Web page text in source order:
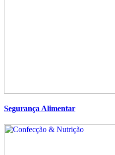
Segurança Alimentar